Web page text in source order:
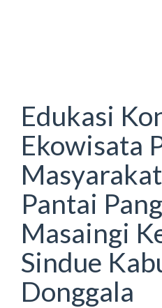
Edukasi
Ekowisata
Pantai
Masaingi
Sindue
Donggala